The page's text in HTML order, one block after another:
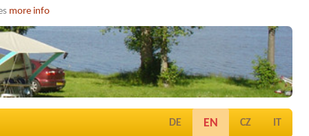
more info
DE EN CZ IT